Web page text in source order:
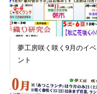
夢工房咲く咲く9月のイベ
ント